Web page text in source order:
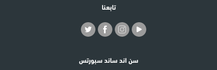
تابعنا
سن اند ساند سبورتس